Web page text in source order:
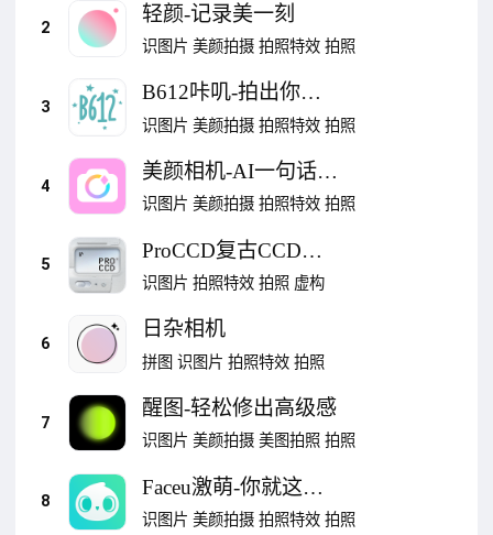
2
轻颜-记录美一刻
识图片 美颜拍摄 拍照特效 拍照
3
B612咔叽-拍出你的
自然美
识图片 美颜拍摄 拍照特效 拍照
4
美颜相机-AI一句话出
片
识图片 美颜拍摄 拍照特效 拍照
5
ProCCD复古CCD相
机
识图片 拍照特效 拍照 虚构
6
日杂相机
拼图 识图片 拍照特效 拍照
7
醒图-轻松修出高级感
识图片 美颜拍摄 美图拍照 拍照
8
Faceu激萌-你就这么
好看
识图片 美颜拍摄 拍照特效 拍照